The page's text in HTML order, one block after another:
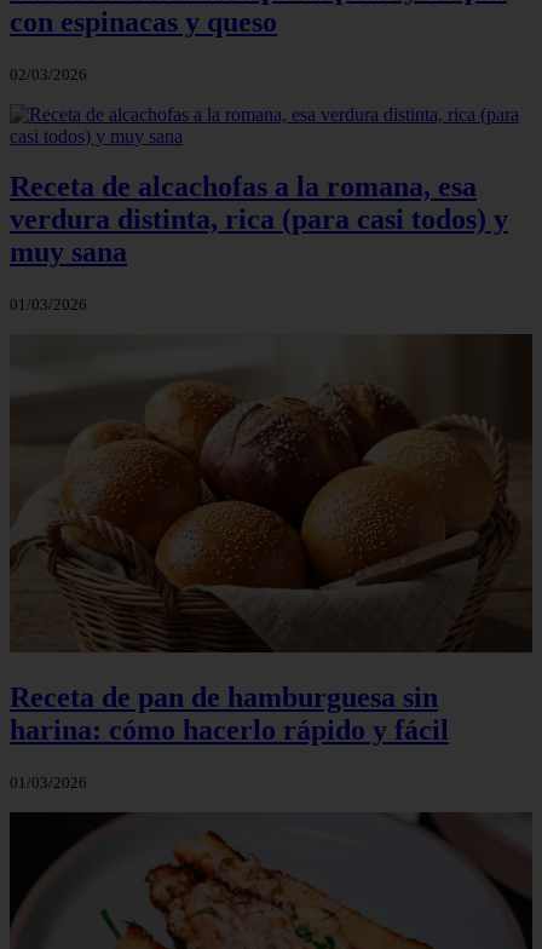
con espinacas y queso
02/03/2026
Receta de alcachofas a la romana, esa
verdura distinta, rica (para casi todos) y
muy sana
01/03/2026
Receta de pan de hamburguesa sin
harina: cómo hacerlo rápido y fácil
01/03/2026